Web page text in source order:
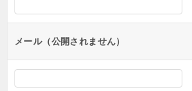
ョ
ンメール（公開されません）